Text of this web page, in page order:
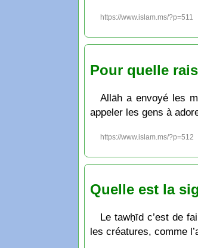
https://www.islam.ms/?p=511
Pour quelle
Allāh a envoyé les
appeler les gens à
https://www.islam.ms/?p=512
Quelle est la
Le tawḥīd c’est de
les créatures, comme